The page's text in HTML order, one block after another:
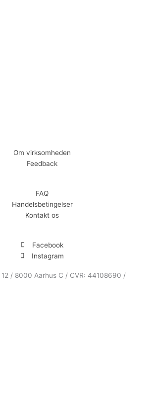
Om virksomheden
Feedback
FAQ
Handelsbetingelser
Kontakt os
Facebook
Instagram
12 / 8000 Aarhus C / CVR: 44108690 /